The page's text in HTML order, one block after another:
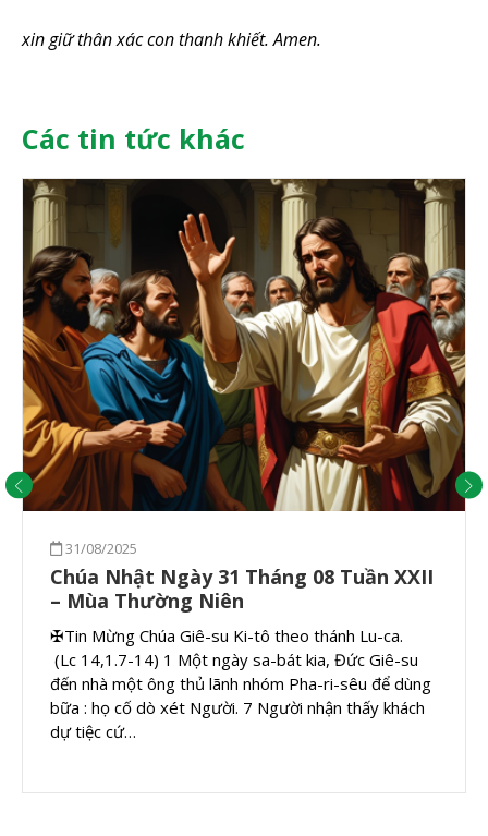
xin giữ thân xác con thanh khiết. Amen.
Các tin tức khác
31/08/2025
Chúa Nhật Ngày 31 Tháng 08 Tuần XXII
– Mùa Thường Niên
✠Tin Mừng Chúa Giê-su Ki-tô theo thánh Lu-ca.
(Lc 14,1.7-14) 1 Một ngày sa-bát kia, Đức Giê-su
đến nhà một ông thủ lãnh nhóm Pha-ri-sêu để dùng
bữa : họ cố dò xét Người. 7 Người nhận thấy khách
dự tiệc cứ…